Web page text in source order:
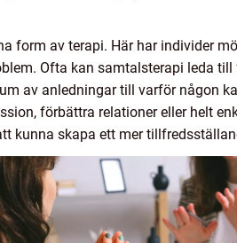
form av terapi. Här har individer
Ofta kan samtalsterapi leda
av anledningar till varför någon
förbättra relationer eller helt
kunna skapa ett mer